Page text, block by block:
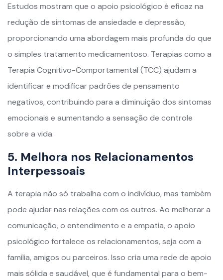
Estudos mostram que o apoio psicológico é eficaz na
redução de sintomas de ansiedade e depressão,
proporcionando uma abordagem mais profunda do que
o simples tratamento medicamentoso. Terapias como a
Terapia Cognitivo-Comportamental (TCC) ajudam a
identificar e modificar padrões de pensamento
negativos, contribuindo para a diminuição dos sintomas
emocionais e aumentando a sensação de controle
sobre a vida.
5. Melhora nos Relacionamentos
Interpessoais
A terapia não só trabalha com o indivíduo, mas também
pode ajudar nas relações com os outros. Ao melhorar a
comunicação, o entendimento e a empatia, o apoio
psicológico fortalece os relacionamentos, seja com a
família, amigos ou parceiros. Isso cria uma rede de apoio
mais sólida e saudável, que é fundamental para o bem-